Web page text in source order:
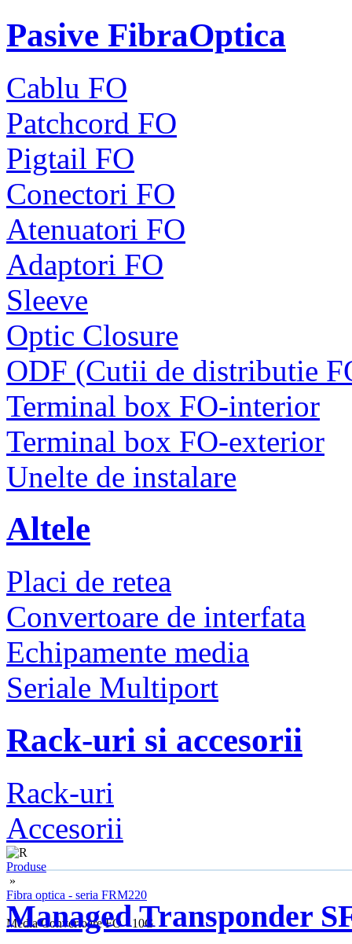
Pasive FibraOptica
Cablu FO
Patchcord FO
Pigtail FO
Conectori FO
Atenuatori FO
Adaptori FO
Sleeve
Optic Closure
ODF (Cutii de distributie
Terminal box FO-interior
Terminal box FO-exterior
Unelte de instalare
Altele
Placi de retea
Convertoare de interfata
Echipamente media
Seriale Multiport
Rack-uri si accesorii
Rack-uri
Accesorii
Produse
»
Fibra optica - seria FRM220
»
Media Convertoare FO - 10G
Managed Transponder